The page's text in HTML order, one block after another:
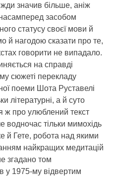
значив більше, аніж
засобом
статусу своєї мови й
й нагодою сказати про те,
говорити не випадало.
на справді
сюжеті перекладу
поеми Шота Руставелі
літературні, а й суто
ж про улюблений текст
водночас тільки мимохідь
й Гете, робота над якими
найкращих медитацій
згадано том
у 1975-му відвертим